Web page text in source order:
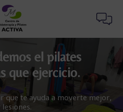
el pilates
que ejercicio.
que te ayuda a moverte mejor,